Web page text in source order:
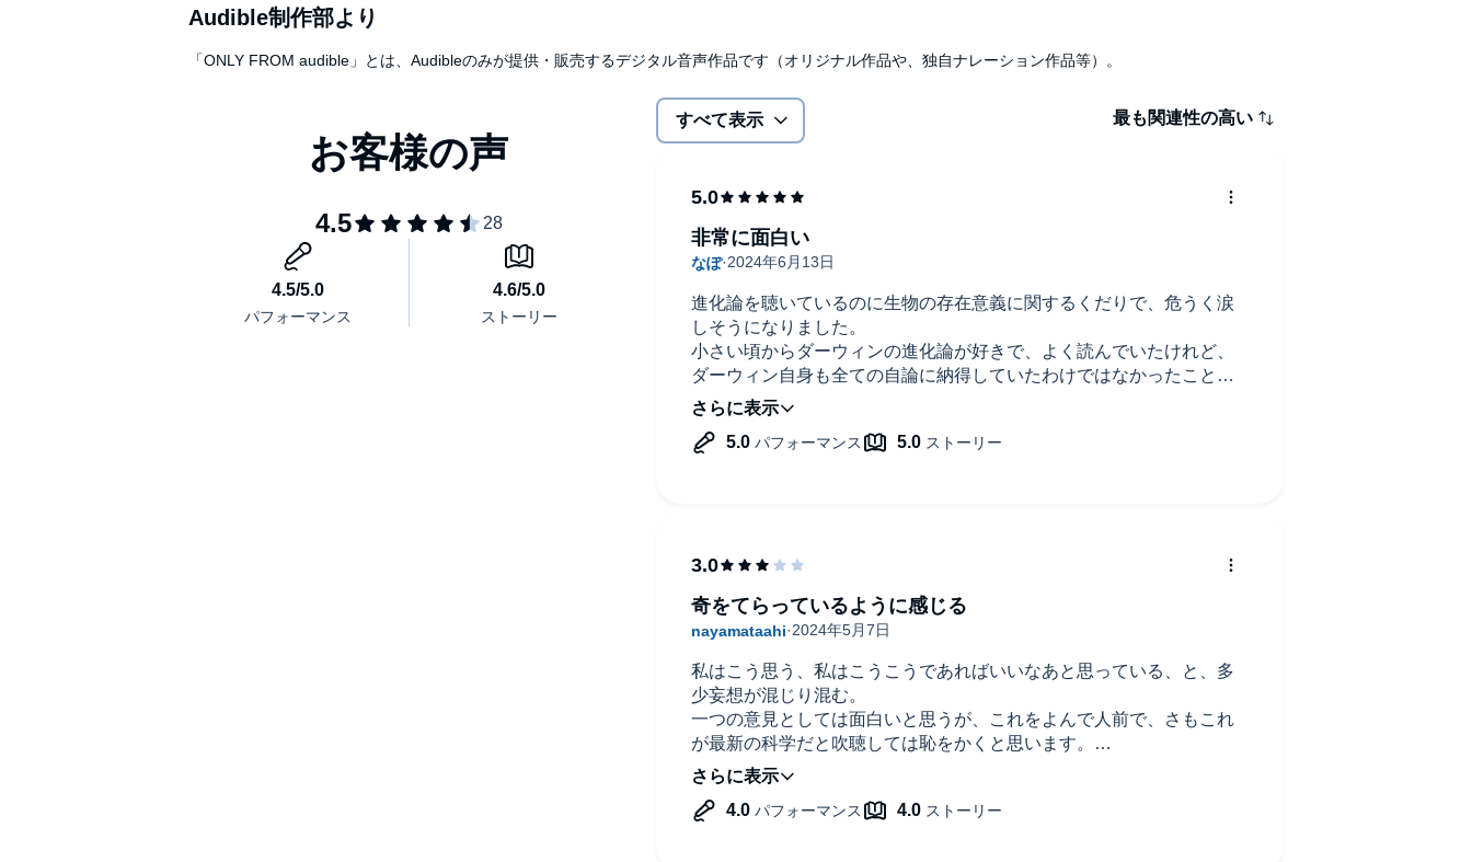
●ダーウィンの「進化論」に影響を与えたマルサスの「人口論
●「用不用説」と「自然選択説」の違いとは？
●「ネオダーウィニズム」という折衷説
●「遺伝子を取り巻く環境の変化」で形質は大きく変わる
●生物の劇的な多様化は地球環境激変の時期に起きている
本タイトルには付属資料・PDFが用意されています。ご購入後、PCサイトのライブラリー、またはアプリ上
Audible制作部より
「ONLY FROM audible」とは、Audibleのみが提供・販売するデジタル音声作品です（オリジナル作品や、独自ナレーション作品等）。
すべて表示 最も関連性の高い
進化論を聴いているのに生物の存在意義に関するくだりで、危うく涙
しそうになりました。
小さい頃からダーウィンの進化論が好きで、よく読んでいたけれど、
ダーウィン自身も全ての自論に納得していたわけではなかったこと、
何よりもダーウィンの人柄がすばらしく、他者をも認められる深い懐
の持ち主であったことなどが知れて、非常に有益でした。
環境についての変化も、常日頃から常識とされていることが、ちっと
それ以上に進化のあり方について、池田氏の展開する世界は、門外漢
で、ただ楽しむだけだけれども自分が色々読み知って考える事柄に、
とてもシンプルでありながら、すとんと腑に落ちる納得感をもたらし
てくれました。非常に興味深くおもしろかったので、池田氏の他著書
をこれから読み（聴き）漁ろうと思います。
非常に面白い
私はこう思う、私はこうこうであればいいなあと思っている、と、多
少妄想が混じり混む。
一つの意見としては面白いと思うが、これをよんで人前で、さもこれ
が最新の科学だと吹聴しては恥をかくと思います。
正しいか間違っていかはおいておいて。
奇をてらっているように感じる